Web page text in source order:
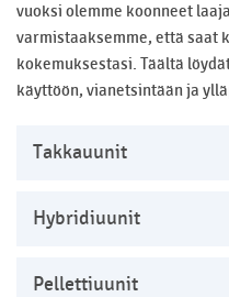
vuoksi olemme koonneet
varmistaaksemme, että saat
kokemuksestasi. Täältä
käyttöön, vianetsintään ja
Takkauunit
Hybridiuunit
Pellettiuunit